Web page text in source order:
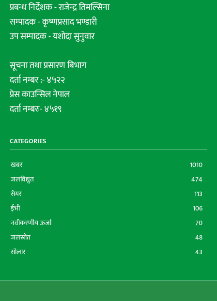
प्रबन्ध निर्देशक - राजेन्द्र तिमल्सिना
सम्पादक - कृष्णप्रसाद भण्डारी
उप सम्पादक - यशोदा सुनुवार
सूचना तथा प्रसारण बिभाग
दर्ता नम्बर :- ४५२२
प्रेस काउन्सिल नेपाल
दर्ता नम्बरः- ४५१९
CATEGORIES
खबर
1010
जलविद्युत
474
सेयर
113
ईभी
106
नवीकरणीय ऊर्जा
70
जलस्रोत
48
सोलार
43